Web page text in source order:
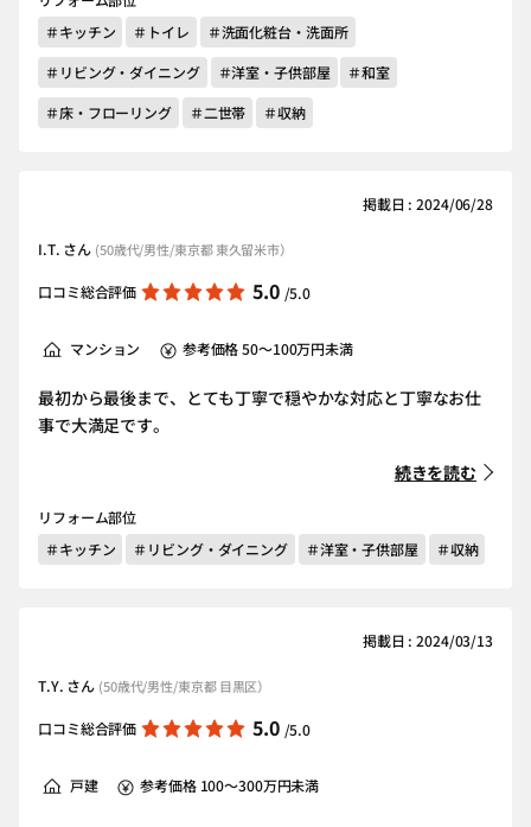
＃キッチン
＃トイレ
＃洗面化粧台・洗面所
＃リビング・ダイニング
＃洋室・子供部屋
＃和室
＃床・フローリング
＃二世帯 ＃収納
掲載日 : 2024/06/28
I.T. さん (50歳代/男性/東京都 東久留米市）
口コミ総合評価 5.0 /5.0
マンション 参考価格 50～100万円未満
最初から最後まで、とても丁寧で穏やかな対応と丁寧なお仕
事で大満足です。
続きを読む
リフォーム部位
＃キッチン
＃リビング・ダイニング ＃洋室・子供部屋 ＃収納
掲載日 : 2024/03/13
T.Y. さん (50歳代/男性/東京都 目黒区）
口コミ総合評価 5.0 /5.0
戸建 参考価格 100～300万円未満